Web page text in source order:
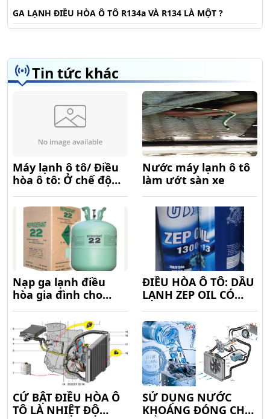
GA LẠNH ĐIỀU HÒA Ô TÔ R134a VÀ R134 LÀ MỘT ?
Tin tức khác
Máy lạnh ô tô/ Điều
hòa ô tô: Ở chế độ
khí lạnh
Nước máy lạnh ô tô
làm ướt sàn xe
Nạp ga lạnh điều
hòa gia đình cho
máy lạnh ô tô
ĐIỀU HÒA Ô TÔ: DẦU
LẠNH ZEP OIL CÓ
MÀU XANH LÁ?
CỨ BẬT ĐIỀU HÒA Ô
TÔ LÀ NHIỆT ĐỘ
SỬ DỤNG NƯỚC
KHOÁNG ĐÓNG CHAI